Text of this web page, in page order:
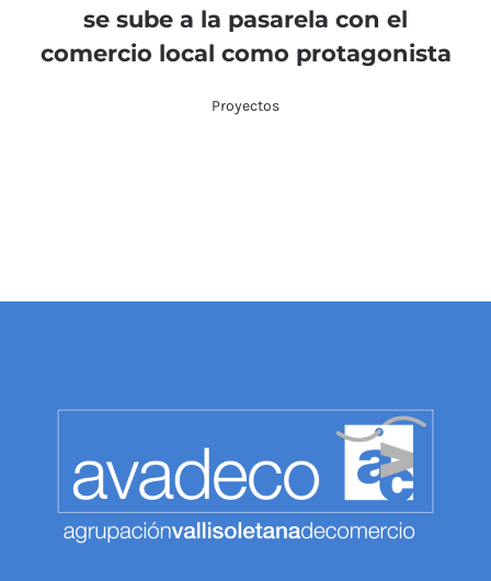
se sube a la pasarela con el
comercio local como protagonista
Proyectos